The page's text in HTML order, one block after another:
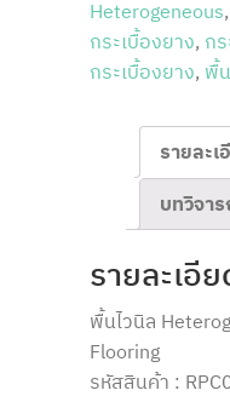
Heterogeneous,
กระเบื้องยาง, ก
กระเบื้องยาง, พื้
รายละเ
บทวิจา
รายละเอี
พื้นไวนิล
Flooring
รหัสสินค้า :